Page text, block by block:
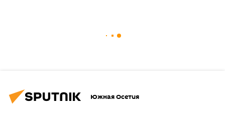
Южная Осетия